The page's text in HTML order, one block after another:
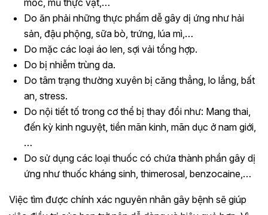
mốc, mủ thực vật,…
Do ăn phải những thực phẩm dễ gây dị ứng như hải
sản, đậu phộng, sữa bò, trứng, lúa mì,…
Do mặc các loại áo len, sợi vải tổng hợp.
Do bị nhiễm trùng da.
Do tâm trạng thường xuyên bị căng thẳng, lo lắng, bất
an, stress.
Do nội tiết tố trong cơ thể bị thay đổi như: Mang thai,
đến kỳ kinh nguyệt, tiền mãn kinh, mãn dục ở nam giới,
…
Do sử dụng các loại thuốc có chứa thành phần gây dị
ứng như thuốc kháng sinh, thimerosal, benzocaine,…
Việc tìm được chính xác nguyên nhân gây bệnh sẽ giúp